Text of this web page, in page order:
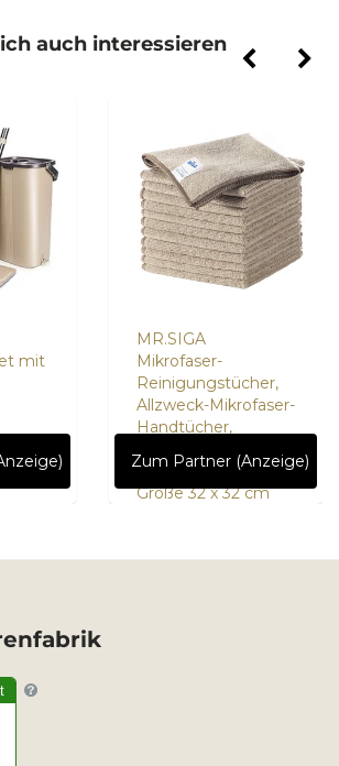
auch interessieren
mit
MR.SIGA
Mikrofaser-
Reinigungstücher,
Allzweck-Mikrofaser-
Handtücher,
12 Stück, Weizen,
Größe 32 x 32 cm
Zum Partner (Anzeige)